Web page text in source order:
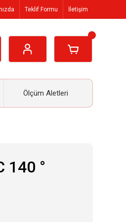
Teklif Formu İletişim
Ölçüm Aletleri
140 °